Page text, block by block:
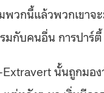
พวกนี้แล้วพวกเขา
มกับคนอื่น การปาร์ตี้
นั้นถูกมอ